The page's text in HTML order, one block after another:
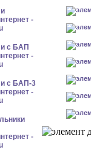
с БАП
с БАП-3